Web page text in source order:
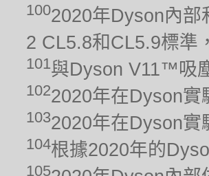
1002020年Dyson內部
2 CL5.8和CL5.9標準
101與Dyson V11™吸
1022020年在Dyson實
1032020年在Dyson實
104根據2020年的
105